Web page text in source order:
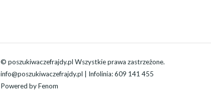
© poszukiwaczefrajdy.pl Wszystkie prawa zastrzeżone.
info@poszukiwaczefrajdy.pl | Infolinia: 609 141 455
Powered byFenom